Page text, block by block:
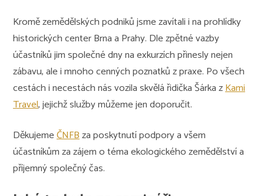
Kromě zemědělských podniků jsme zavítali i na prohlídky
historických center Brna a Prahy. Dle zpětné vazby
účastníků jim společné dny na exkurzích přinesly nejen
zábavu, ale i mnoho cenných poznatků z praxe. Po všech
cestách i necestách nás vozila skvělá řidička Šárka zKami
Travel, jejichž služby můžeme jen doporučit.
DěkujemeČNFBza poskytnutí podpory a všem
účastníkům za zájem o téma ekologického zemědělství a
příjemný společný čas.